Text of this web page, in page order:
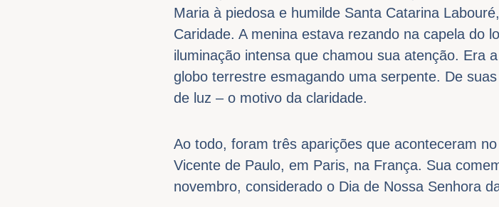
Maria à piedosa e humilde Santa Catarina
Caridade. A menina estava rezando na capela do
iluminação intensa que chamou sua atenção. Era
globo terrestre esmagando uma serpente. De
de luz – o motivo da claridade.
Ao todo, foram três aparições que aconteceram
Vicente de Paulo, em Paris, na França. Sua
novembro, considerado o Dia de Nossa Senhora